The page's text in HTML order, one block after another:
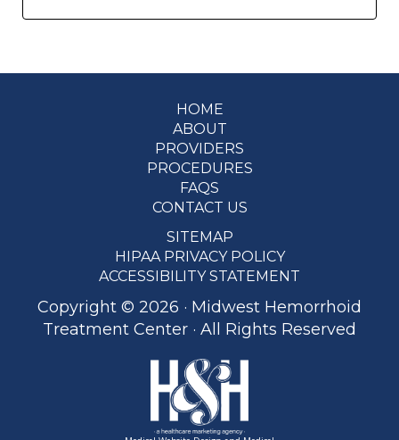
HOME
ABOUT
PROVIDERS
PROCEDURES
FAQS
CONTACT US
SITEMAP
HIPAA PRIVACY POLICY
ACCESSIBILITY STATEMENT
Copyright © 2026 · Midwest Hemorrhoid
Treatment Center · All Rights Reserved